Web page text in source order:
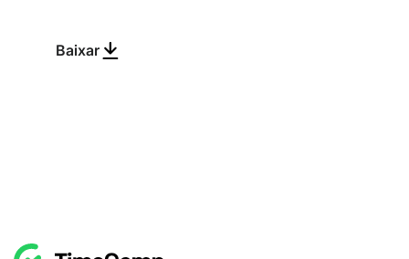
Baixar